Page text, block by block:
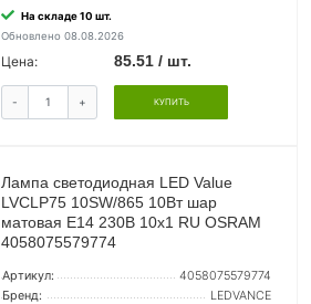
На складе 10 шт.
Обновлено 08.08.2026
Цена: 85.51 / шт.
- + КУПИТЬ
Лампа светодиодная LED Value
LVCLP75 10SW/865 10Вт шар
матовая E14 230В 10х1 RU OSRAM
4058075579774
Артикул:
4058075579774
Бренд:
LEDVANCE